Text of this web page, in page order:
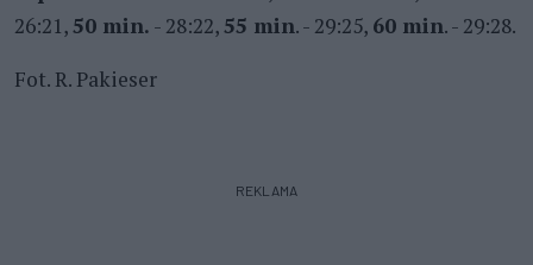
26:21,50 min. - 28:22,55 min. - 29:25, 60 min. - 29:28.
Fot. R. Pakieser
REKLAMA